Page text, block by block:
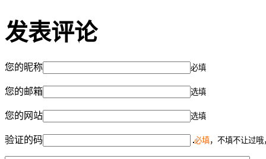
发表评论
您的昵称 必填
您的邮箱 选填
您的网站 选填
验证的码 必填，不填不让过